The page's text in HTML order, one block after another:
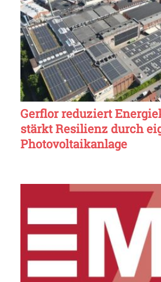
Gerflor reduziert
stärkt Resilienz durch
Photovoltaikanlage